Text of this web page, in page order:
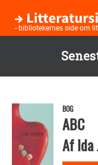
hovedindhold
- bibliotekernes side om
BOG
ABC
AfIda